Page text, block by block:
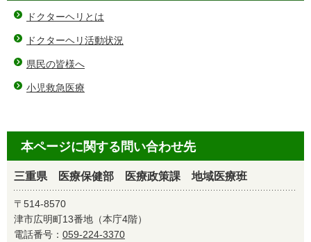
ドクターヘリとは
ドクターヘリ活動状況
県民の皆様へ
小児救急医療
本ページに関する問い合わせ先
三重県 医療保健部 医療政策課 地域医療班
〒514-8570
津市広明町13番地（本庁4階）
電話番号： 059-224-3370